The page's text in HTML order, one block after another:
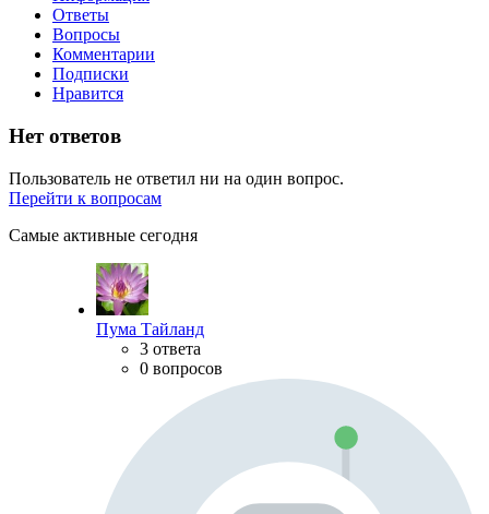
Ответы
Вопросы
Комментарии
Подписки
Нравится
Нет ответов
Пользователь не ответил ни на один вопрос.
Перейти к вопросам
Самые активные сегодня
Пума Тайланд
3 ответа
0 вопросов